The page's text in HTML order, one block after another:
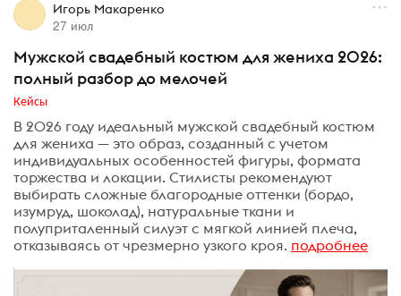
Игорь Макаренко
27 июл
Мужской свадебный костюм для жениха 2026:
полный разбор до мелочей
Кейсы
В 2026 году идеальный мужской свадебный костюм
для жениха — это образ, созданный с учетом
индивидуальных особенностей фигуры, формата
торжества и локации. Стилисты рекомендуют
выбирать сложные благородные оттенки (бордо,
изумруд, шоколад), натуральные ткани и
полуприталенный силуэт с мягкой линией плеча,
отказываясь от чрезмерно узкого кроя. подробнее